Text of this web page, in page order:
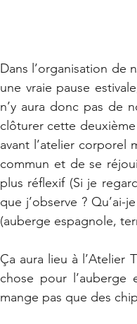
Dans l’organisation de
une vraie pause
n’y aura donc pas de
clôturer cette
avant l’atelier corporel
commun et de se
plus réflexif (Si je
que j’observe ? Qu’ai-
(auberge espagnole,
Ça aura lieu à l’Atelier
chose pour
mange pas que des